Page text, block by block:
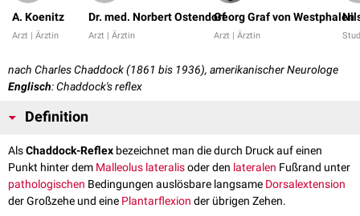
A. Koenitz
Arzt | Ärztin
Dr. med. Norbert Ostendorf
Arzt | Ärztin
Georg Graf von Westphalen
Arzt | Ärztin
nach Charles Chaddock (1861 bis 1936), amerikanischer Neurologe
Englisch: Chaddock's reflex
Definition
AlsChaddock-Reflex bezeichnet man die durch Druck auf einen
Punkt hinter dem Malleolus lateralisoder den lateralen Fußrand unter
pathologischen Bedingungen auslösbare langsame Dorsalextension
der Großzehe und eine Plantarflexion der übrigen Zehen.